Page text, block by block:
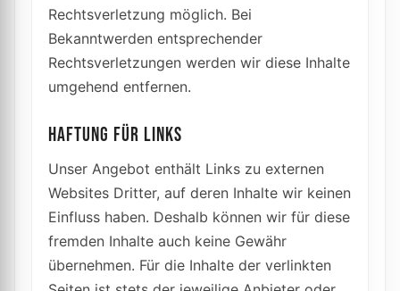
Rechtsverletzung möglich. Bei
Bekanntwerden entsprechender
Rechtsverletzungen werden wir diese Inhalte
umgehend entfernen.
HAFTUNG FÜR LINKS
Unser Angebot enthält Links zu externen
Websites Dritter, auf deren Inhalte wir keinen
Einfluss haben. Deshalb können wir für diese
fremden Inhalte auch keine Gewähr
übernehmen. Für die Inhalte der verlinkten